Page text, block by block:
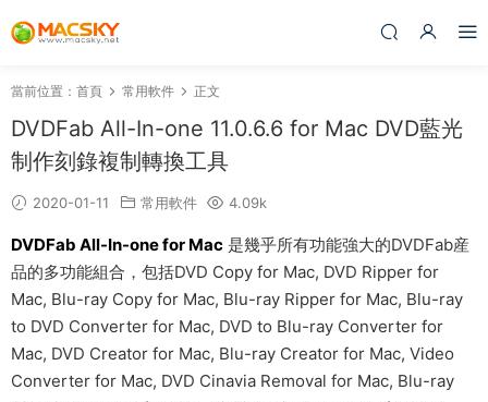
當前位置： 首頁 常用軟件 正文
DVDFab All-In-one 11.0.6.6 for Mac DVD藍光
制作刻錄複制轉換工具
2020-01-11 常用軟件 4.09k
DVDFab All-In-one for Mac 是幾乎所有功能強大的DVDFab産
品的多功能組合，包括DVD Copy for Mac, DVD Ripper for
Mac, Blu-ray Copy for Mac, Blu-ray Ripper for Mac, Blu-ray
to DVD Converter for Mac, DVD to Blu-ray Converter for
Mac, DVD Creator for Mac, Blu-ray Creator for Mac, Video
Converter for Mac, DVD Cinavia Removal for Mac, Blu-ray